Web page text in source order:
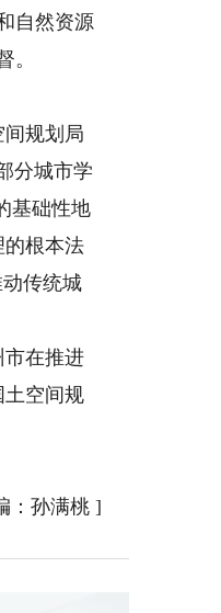
自然资源
。
规划局
分城市学
基础性地
的根本法
传统城
在推进
土空间规
：孙满桃 ]